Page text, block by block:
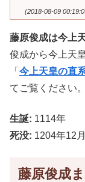
(2018-08-09
藤原俊成は今上
俊成から今上天
「 今上天皇の直
てご覧ください。
生誕: 1114年
死没: 1204年12
藤原俊成